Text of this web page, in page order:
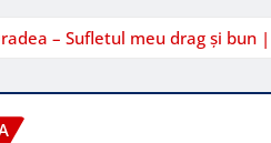
– Sufletul meu drag și bun